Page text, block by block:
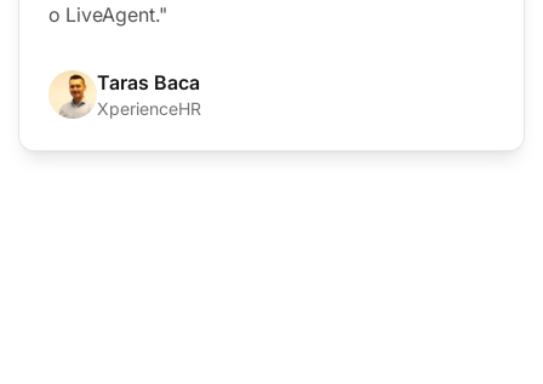
o LiveAgent."
Taras Baca
XperienceHR